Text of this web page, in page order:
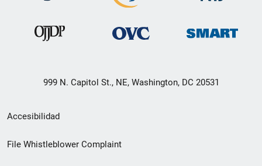
999 N. Capitol St., NE, Washington, DC 20531
Menú
de
Accesibilidad
File Whistleblower Complaint